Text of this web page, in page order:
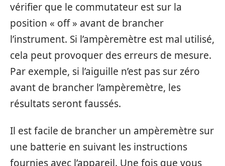
vérifier que le commutateur est sur la
position « off » avant de brancher
l’instrument. Si l’ampèremètre est mal utilisé,
cela peut provoquer des erreurs de mesure.
Par exemple, si l’aiguille n’est pas sur zéro
avant de brancher l’ampèremètre, les
résultats seront faussés.
Il est facile de brancher un ampèremètre sur
une batterie en suivant les instructions
fournies avec l’appareil. Une fois que vous